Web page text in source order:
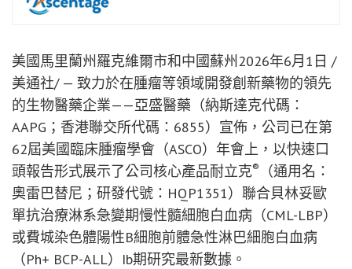
美國馬里蘭州羅克維爾市和中國蘇州2026年6月1日 /
美通社/ — 致力於在腫瘤等領域開發創新藥物的領先
的生物醫藥企業——亞盛醫藥（納斯達克代碼：
AAPG；香港聯交所代碼：6855）宣佈，公司已在第
62屆美國臨床腫瘤學會（ASCO）年會上，以快速口
頭報告形式展示了公司核心產品耐立克®
（通用名：
奧雷巴替尼；研發代號：HQP1351）聯合貝林妥歐
單抗治療淋系急變期慢性髓細胞白血病（CML-LBP）
或費城染色體陽性B細胞前體急性淋巴細胞白血病
（Ph+ BCP-ALL）Ib期研究最新數據。